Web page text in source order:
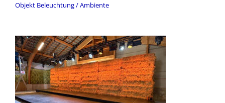
Objekt Beleuchtung / Ambiente